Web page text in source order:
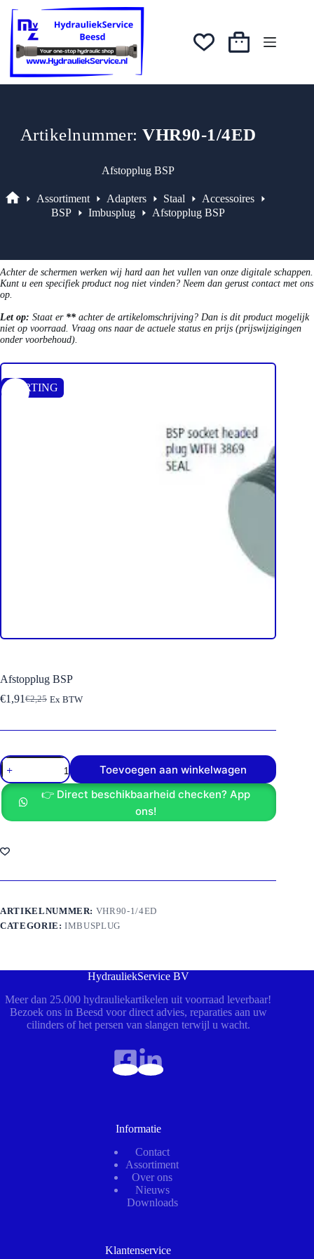
naar
inhoud
was:
€2,25.
€1,91.
Winkelwagen
Artikelnummer:VHR90-1/4ED
Afstopplug BSP
Assortiment
Assortiment Adapters Staal
Accessoires
BSP
Imbusplug Afstopplug BSP
Achter de schermen werken wij hard aan het vullen van onze digitale schappen.
Kunt u een specifiek product nog niet vinden? Neem dan gerust contact met ons
op.
Let op: Staat er ** achter de artikelomschrijving? Dan is dit product mogelijk
niet op voorraad. Vraag ons naar de actuele status en prijs (prijswijzigingen
onder voorbehoud).
KORTING
Afstopplug BSP
€2,25
Oorspronkelijke
was:
€1,91Huidige
is:
Ex BTW
Afstopplug
BSP
aantal
Toevoegen aan winkelwagen
👉 Direct beschikbaarheid checken? App
ons!
ARTIKELNUMMER: VHR90-1/4ED
CATEGORIE:IMBUSPLUG
HydrauliekService BV
Meer dan 25.000 hydrauliekartikelen uit voorraad leverbaar!
Bezoek ons in Beesd voor direct advies, reparaties aan uw
cilinders of het persen van slangen terwijl u wacht.
Informatie
Contact
Assortiment
Over ons
Nieuws
Downloads
Klantenservice